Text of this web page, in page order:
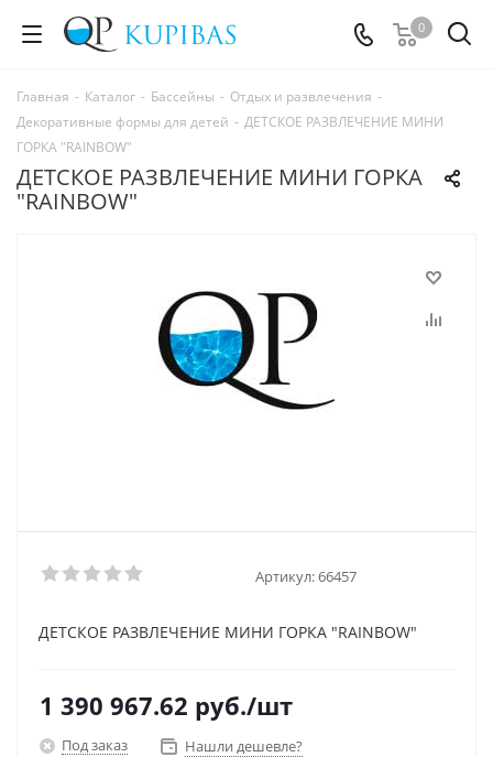
0
Главная - Каталог - Бассейны - Отдых и развлечения -
Декоративные формы для детей - ДЕТСКОЕ РАЗВЛЕЧЕНИЕ МИНИ
ГОРКА "RAINBOW"
ДЕТСКОЕ РАЗВЛЕЧЕНИЕ МИНИ ГОРКА
"RAINBOW"
Артикул:66457
ДЕТСКОЕ РАЗВЛЕЧЕНИЕ МИНИ ГОРКА "RAINBOW"
1 390 967.62 руб./шт
Под заказ Нашли дешевле?